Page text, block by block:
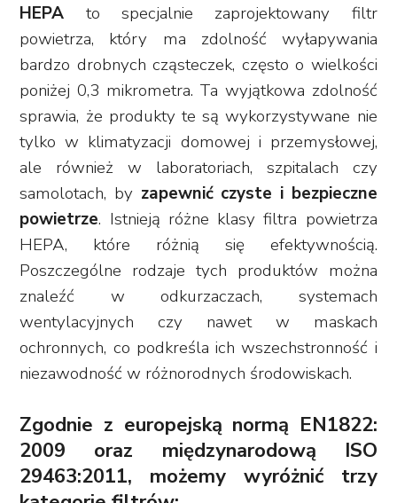
HEPA to specjalnie zaprojektowany filtr
powietrza, który ma zdolność wyłapywania
bardzo drobnych cząsteczek, często o wielkości
poniżej 0,3 mikrometra. Ta wyjątkowa zdolność
sprawia, że produkty te są wykorzystywane nie
tylko w klimatyzacji domowej i przemysłowej,
ale również w laboratoriach, szpitalach czy
samolotach, by zapewnić czyste i bezpieczne
powietrze. Istnieją różne klasy filtra powietrza
HEPA, które różnią się efektywnością.
Poszczególne rodzaje tych produktów można
znaleźć w odkurzaczach, systemach
wentylacyjnych czy nawet w maskach
ochronnych, co podkreśla ich wszechstronność i
niezawodność w różnorodnych środowiskach.
Zgodnie z europejską normą EN1822:
2009 oraz międzynarodową ISO
29463:2011, możemy wyróżnić trzy